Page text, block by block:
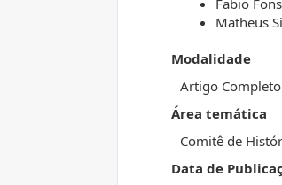
Matheus
Modalidade
Artigo Completo
Área temática
Comitê de
Data de